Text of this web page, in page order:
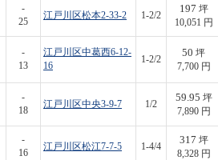
-
25
江戸川区松本2-33-2 1-2/2
197 坪
10,051 円
-
13
江戸川区中葛西6-12-
16
1-2/2
50 坪
7,700 円
-
18
江戸川区中央3-9-7 1/2
59.95 坪
7,890 円
-
16
江戸川区松江7-7-5 1-4/4
317 坪
8,328 円